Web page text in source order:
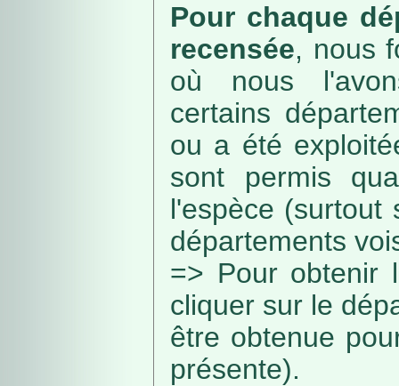
Pour chaque
recensée, nous
où nous
certains
ou a été
sont permis
l'espèce (surtout
départements
=> Pour obtenir
cliquer sur le
être obtenue
présente).